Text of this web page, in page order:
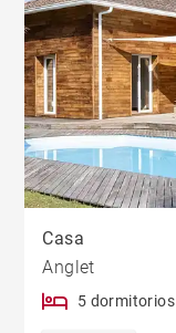
Casa
Anglet
5 dormitorios